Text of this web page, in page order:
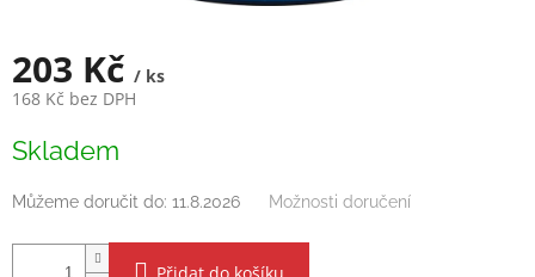
203 Kč / ks
168 Kč bez DPH
cena:
Skladem
Můžeme doručit do: 11.8.2026 Možnosti doručení